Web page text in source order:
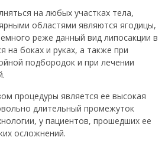
на любых участках тела,
областями являются ягодицы,
реже данный вид липосакции в
на боках и руках, а также при
подбородок и при лечении
процедуры является ее высокая
длительный промежуток
у пациентов, прошедших ее
осложнений.